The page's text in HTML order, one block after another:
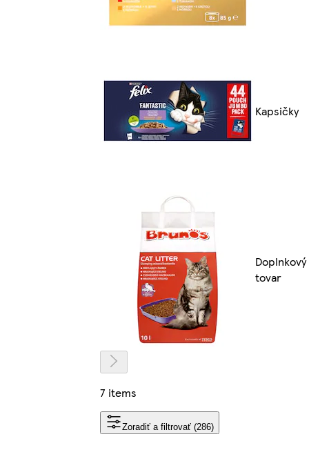
Kapsičky
Doplnkový
tovar
7 items
Zoradiť a filtrovať (286)